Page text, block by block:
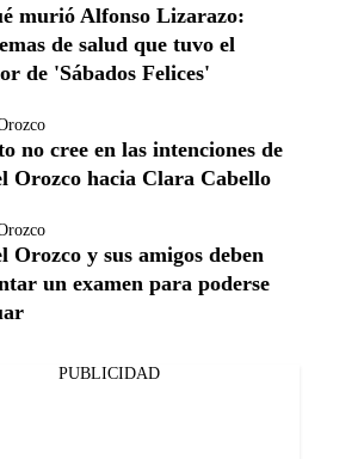
murió Alfonso Lizarazo:
de salud que tuvo el
de 'Sábados Felices'
no cree en las intenciones de
Orozco hacia Clara Cabello
Orozco y sus amigos deben
un examen para poderse
PUBLICIDAD